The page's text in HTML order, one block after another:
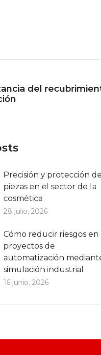
del
Precisión y protección
piezas en el sector de la
cosmética
28 julio, 2026
Cómo reducir riesgos en
proyectos de
automatización
simulación industrial
16 junio, 2026